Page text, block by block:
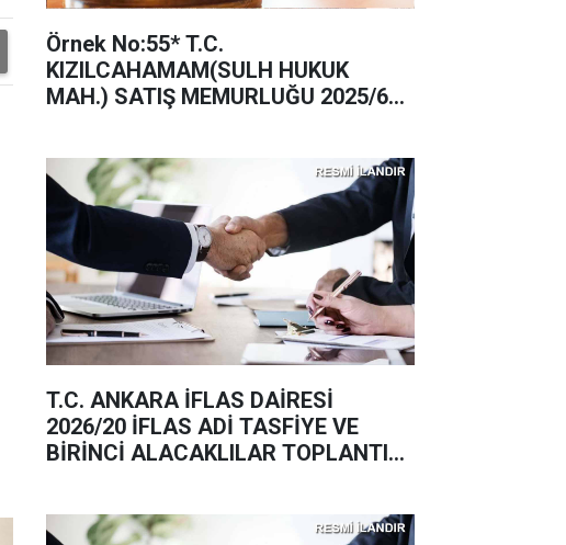
Örnek No:55* T.C.
KIZILCAHAMAM(SULH HUKUK
MAH.) SATIŞ MEMURLUĞU 2025/62
T.C. ANKARA İFLAS DAİRESİ
2026/20 İFLAS ADİ TASFİYE VE
BİRİNCİ ALACAKLILAR TOPLANTISI